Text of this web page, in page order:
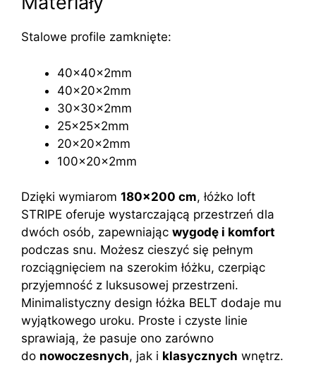
Stalowe profile zamknięte:
40x40x2mm
40x20x2mm
30x30x2mm
25x25x2mm
20x20x2mm
100x20x2mm
Dzięki wymiarom 180×200 cm, łóżko loft
STRIPE oferuje wystarczającą przestrzeń dla
dwóch osób, zapewniając wygodę i komfort
podczas snu. Możesz cieszyć się pełnym
rozciągnięciem na szerokim łóżku, czerpiąc
przyjemność z luksusowej przestrzeni.
Minimalistyczny design łóżka BELT dodaje mu
wyjątkowego uroku. Proste i czyste linie
sprawiają, że pasuje ono zarówno
do nowoczesnych, jak i klasycznych wnętrz.